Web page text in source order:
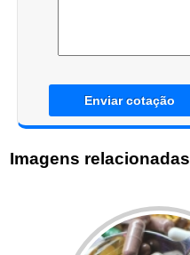
Enviar cotação
Imagens relacionadas